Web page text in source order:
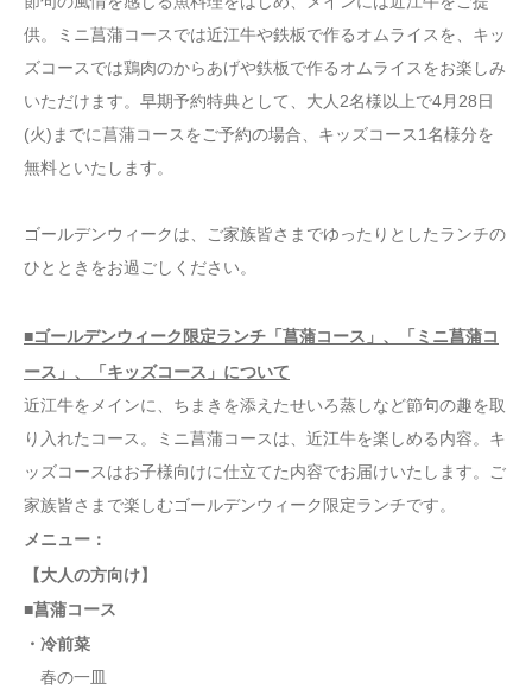
供。ミニ菖蒲コースでは近江牛や鉄板で作るオムライスを、キッ
ズコースでは鶏肉のからあげや鉄板で作るオムライスをお楽しみ
いただけます。早期予約特典として、大人2名様以上で4月28日
(火)までに菖蒲コースをご予約の場合、キッズコース1名様分を
無料といたします。
ゴールデンウィークは、ご家族皆さまでゆったりとしたランチの
ひとときをお過ごしください。
■ゴールデンウィーク限定ランチ「菖蒲コース」、「ミニ菖蒲コ
ース」、「キッズコース」について
近江牛をメインに、ちまきを添えたせいろ蒸しなど節句の趣を取
り入れたコース。ミニ菖蒲コースは、近江牛を楽しめる内容。キ
ッズコースはお子様向けに仕立てた内容でお届けいたします。ご
家族皆さまで楽しむゴールデンウィーク限定ランチです。
メニュー：
【大人の方向け】
■菖蒲コース
・冷前菜
春の一皿